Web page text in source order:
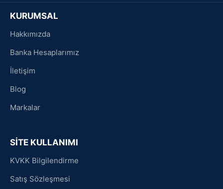
KURUMSAL
Hakkımızda
Banka Hesaplarımız
İletişim
Blog
Markalar
SİTE KULLANIMI
KVKK Bilgilendirme
Satış Sözleşmesi